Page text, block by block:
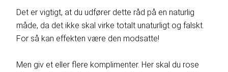
Det er vigtigt, at du udfører dette råd på en naturlig
måde, da det ikke skal virke totalt unaturligt og falskt.
For så kan effekten være den modsatte!
Men giv et eller flere komplimenter. Her skal du rose